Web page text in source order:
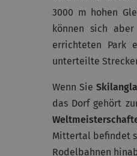
3000 m hohen
können sich
errichteten Park
unterteilte
Wenn Sie
das Dorf gehört
Mittertal befindet
Rodelbahnen